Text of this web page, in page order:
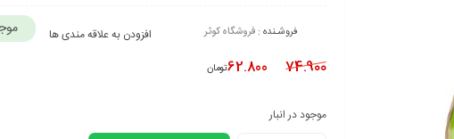
فروشـنده : فروشگاه کوثر افزودن به علاقه مندی ها
74.900
62.800تومان
موجود در انبار